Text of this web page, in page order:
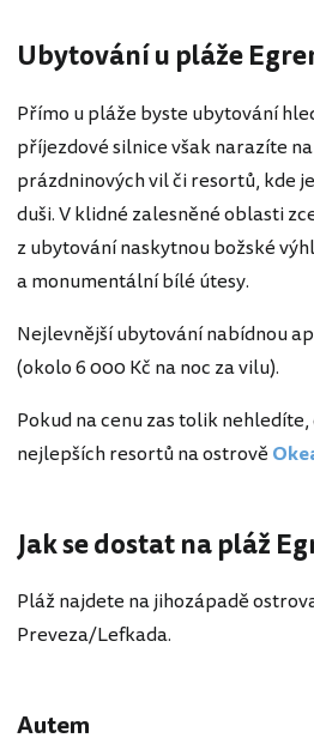
Ubytování u pláže
Přímo u pláže byste ubytování
příjezdové silnice však narazíte
prázdninových vil či resortů, kde
duši. V klidné zalesněné oblasti
z ubytování naskytnou božské
a monumentální bílé útesy.
Nejlevnější ubytování nabídnou
(okolo 6 000 Kč na noc za vilu).
Pokud na cenu zas tolik
nejlepších resortů na ostrově
Jak se dostat na pláž
Pláž najdete na jihozápadě
Preveza/Lefkada.
Autem